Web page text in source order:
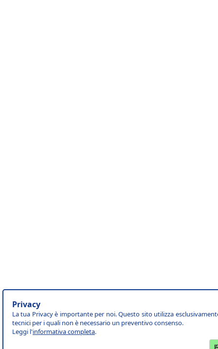
Privacy
La tua Privacy è importante per noi. Questo sito utilizza
tecnici per i quali non è necessario un preventivo consenso.
Leggi l'informativa completa.